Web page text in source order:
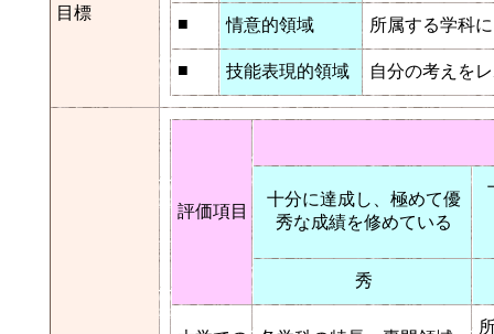
目標
■ 情意的領域 所属する学科
■ 技能表現的領域 自分の考えを
評価項目
十分に達成し、極めて優
秀な成績を修めている
秀